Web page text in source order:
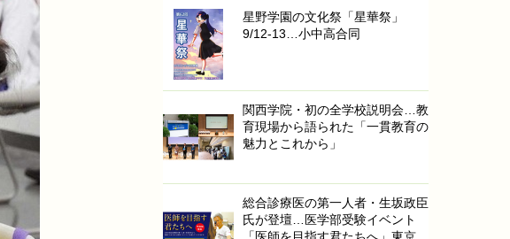
星野学園の文化祭「星華祭」
9/12-13…小中高合同
関西学院・初の全学校説明会…教
育現場から語られた「一貫教育の
魅力とこれから」
総合診療医の第一人者・生坂政臣
氏が登壇…医学部受験イベント